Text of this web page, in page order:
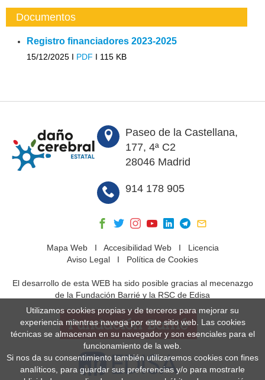
Documentos
Registro financiadores 2023-2025
15/12/2025 I PDF I 115 KB
Paseo de la Castellana,
177, 4ª C2
28046 Madrid
914 178 905
Mapa WebI Accesibilidad WebI Licencia
Aviso Legal I Política de Cookies
El desarrollo de esta WEB ha sido posible gracias al mecenazgo
de la Fundación Barrié y la RSC de Edisa
Utilizamos cookies propias y de terceros para mejorar su
experiencia mientras navega por este sitio web. Las cookies
técnicas se almacenan en su navegador y son esenciales para el
funcionamiento de la web.
Si nos da su consentimiento también utilizaremos cookies con fines
analíticos, para guardar sus preferencias y/o para mostrarle